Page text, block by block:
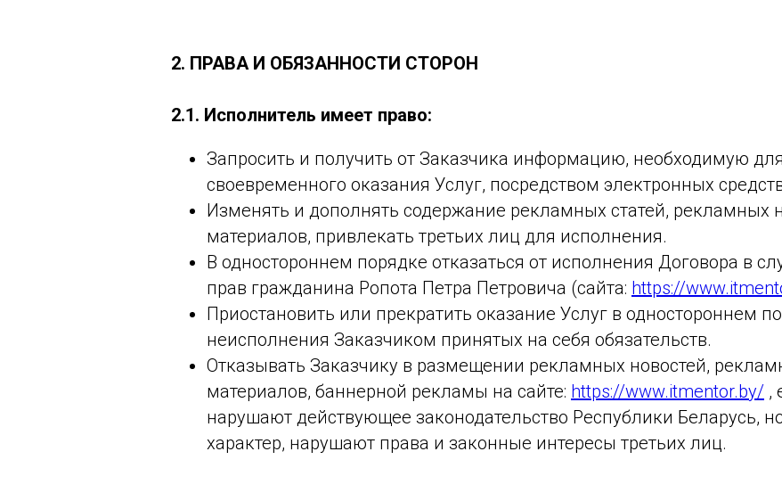
2. ПРАВА И ОБЯЗАННОСТИ СТОРОН
2.1. Исполнитель имеет право:
Запросить и получить от Заказчика информацию, необходимую
своевременного оказания Услуг, посредством электронных
Изменять и дополнять содержание рекламных статей, рекламных
материалов, привлекать третьих лиц для исполнения.
В одностороннем порядке отказаться от исполнения Договора в
прав гражданина Ропота Петра Петровича (сайта: https://
Приостановить или прекратить оказание Услуг в одностороннем
неисполнения Заказчиком принятых на себя обязательств.
Отказывать Заказчику в размещении рекламных новостей,
материалов, баннерной рекламы на сайте: https://www.itmentor.by/ ,
нарушают действующее законодательство Республики Беларусь,
характер, нарушают права и законные интересы третьих лиц.